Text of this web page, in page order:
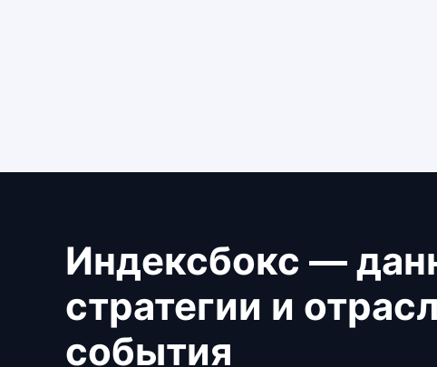
Индексбокс —
стратегии и
события